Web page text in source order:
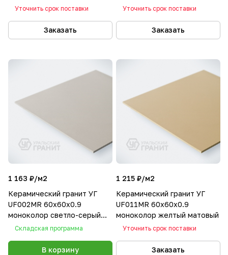
матовый
Уточнить срок поставки
Заказать
матовый
Уточнить срок поставки
Заказать
1 163 ₽/м2
Керамический гранит УГ
UF002MR 60х60х0.9
моноколор светло-серый
матовый
Складская программа
В корзину
1 215 ₽/м2
Керамический гранит УГ
UF011MR 60х60х0.9
моноколор желтый матовый
Уточнить срок поставки
Заказать